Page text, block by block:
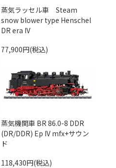
蒸気ラッセル車 Steam
snow blower type Henschel
DR era IV
77,900円(税込)
蒸気機関車 BR 86.0-8 DDR
(DR/DDR) Ep IV mfx+サウン
ド
118,430円(税込)